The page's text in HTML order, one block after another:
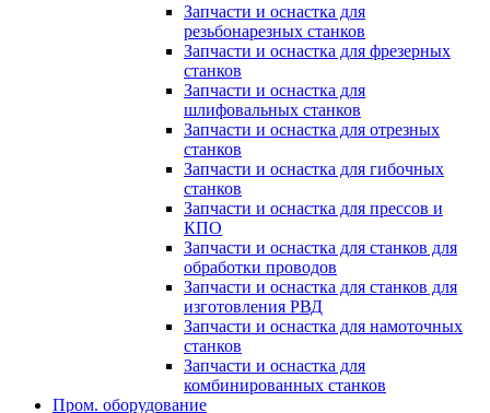
Запчасти и оснастка для
резьбонарезных станков
Запчасти и оснастка для фрезерных
станков
Запчасти и оснастка для
шлифовальных станков
Запчасти и оснастка для отрезных
станков
Запчасти и оснастка для гибочных
станков
Запчасти и оснастка для прессов и
КПО
Запчасти и оснастка для станков для
обработки проводов
Запчасти и оснастка для станков для
изготовления РВД
Запчасти и оснастка для намоточных
станков
Запчасти и оснастка для
комбинированных станков
Пром. оборудование